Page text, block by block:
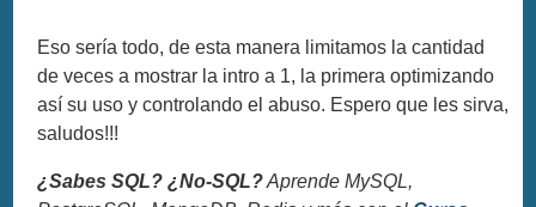
Eso sería todo, de esta manera limitamos la cantidad
de veces a mostrar la intro a 1, la primera optimizando
así su uso y controlando el abuso. Espero que les sirva,
saludos!!!
¿Sabes SQL? ¿No-SQL?Aprende MySQL,